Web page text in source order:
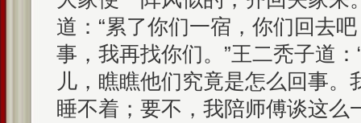
道：“累了你们一宿，你们回去
事，我再找你们。”王二秃子道
儿，瞧瞧他们究竟是怎么回事。
睡不着；要不，我陪师傅谈这么